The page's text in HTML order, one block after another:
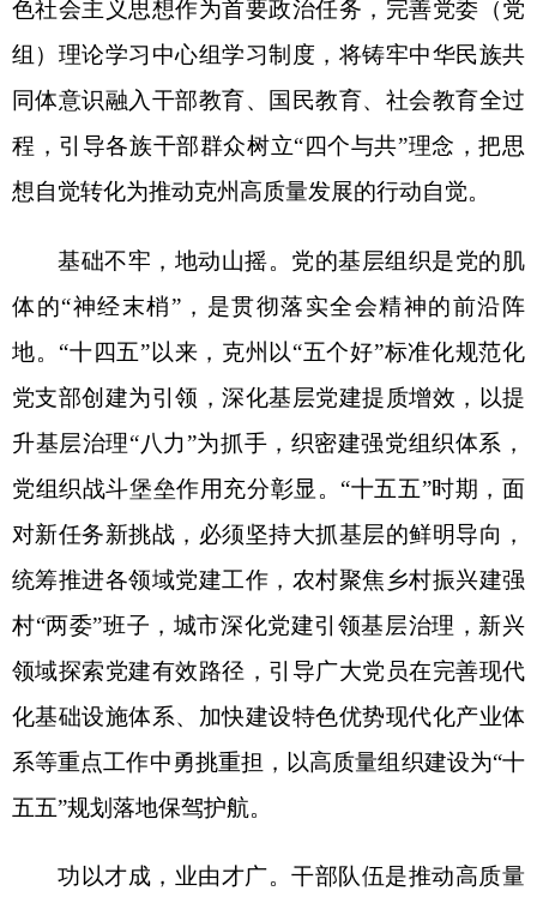
升基层治理“八力”为抓手，织密建强党组织体系，
党组织战斗堡垒作用充分彰显。“十五五”时期，面
对新任务新挑战，必须坚持大抓基层的鲜明导向，
村“两委”班子，城市深化党建引领基层治理，新兴
领域探索党建有效路径，引导广大党员在完善现代
系等重点工作中勇挑重担，以高质量组织建设为“十
五五”规划落地保驾护航。
发展的中坚力量。“十四五”时期，克州坚持树立正
确选人用人导向，锻造了一支政治过硬、本领高强
的干部队伍，为各项事业发展注入强劲动能。全会
提出“锻造过硬干部队伍”的要求，契合新时代党的
等重点任务，分层分类加强干部教育培训与实践锻
炼，健全容错纠错和正向激励机制，旗帜鲜明为担
当者担当、为负责者负责、为干事者撑腰，让广大
干部轻装上阵、奋勇争先。
风清则气正，气正则业兴。作风建设是关乎事
贯彻落实中央八项规定及其实施细则精神，靶向整